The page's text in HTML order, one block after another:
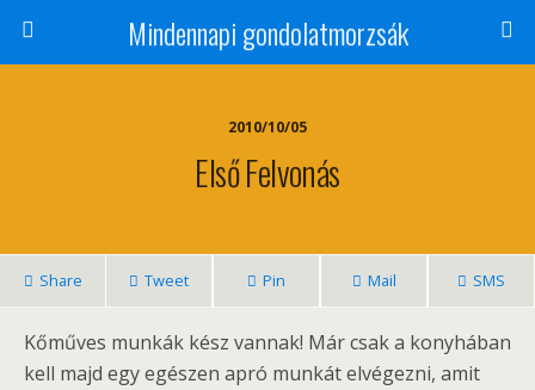
Mindennapi gondolatmorzsák
2010/10/05
Első Felvonás
Share Tweet Pin Mail SMS
Kőműves munkák kész vannak! Már csak a konyhában
kell majd egy egészen apró munkát elvégezni, amit